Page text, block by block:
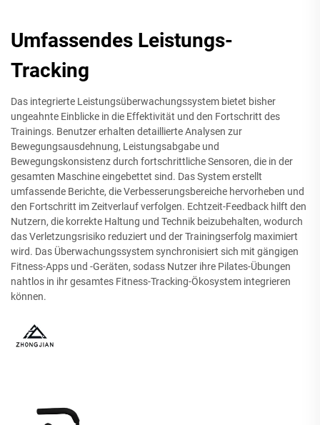
Umfassendes Leistungs-
Tracking
Das integrierte Leistungsüberwachungssystem bietet bisher
ungeahnte Einblicke in die Effektivität und den Fortschritt des
Trainings. Benutzer erhalten detaillierte Analysen zur
Bewegungsausdehnung, Leistungsabgabe und
Bewegungskonsistenz durch fortschrittliche Sensoren, die in der
gesamten Maschine eingebettet sind. Das System erstellt
umfassende Berichte, die Verbesserungsbereiche hervorheben und
den Fortschritt im Zeitverlauf verfolgen. Echtzeit-Feedback hilft den
Nutzern, die korrekte Haltung und Technik beizubehalten, wodurch
das Verletzungsrisiko reduziert und der Trainingserfolg maximiert
wird. Das Überwachungssystem synchronisiert sich mit gängigen
Fitness-Apps und -Geräten, sodass Nutzer ihre Pilates-Übungen
nahtlos in ihr gesamtes Fitness-Tracking-Ökosystem integrieren
können.